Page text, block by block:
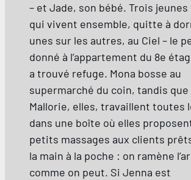
– et Jade, son bébé. Trois jeunes
qui vivent ensemble, quitte à
unes sur les autres, au Ciel – le
donné à l’appartement du 8e
a trouvé refuge. Mona bosse au
supermarché du coin, tandis
Mallorie, elles, travaillent toutes
dans une boîte où elles
petits massages aux clients
la main à la poche : on ramène
comme on peut. Si Jenna est